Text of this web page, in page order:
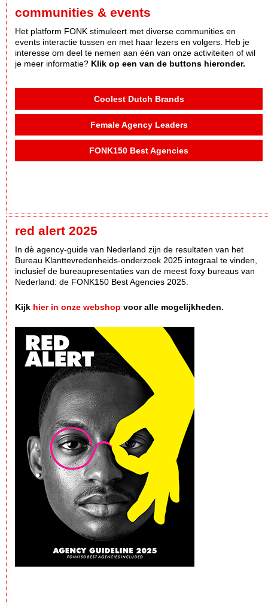
communities & events
Het platform FONK stimuleert met diverse communities en
events interactie tussen en met haar lezers en volgers. Heb je
interesse om deel te nemen aan één van onze activiteiten of wil
je meer informatie? Klik op een van de buttons hieronder.
Coolest Dutch Brands
Female Agency Leaders
FONK150 Best Agencies
red alert 2025
In dè agency-guide van Nederland zijn de resultaten van het
Bureau Klanttevredenheids-onderzoek 2025 integraal te vinden,
inclusief de bureaupresentaties van de meest foxy bureaus van
Nederland: de FONK150 Best Agencies 2025.
Kijk hier in onze webshop voor alle mogelijkheden.